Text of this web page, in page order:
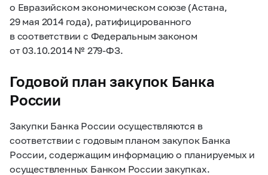
о Евразийском экономическом союзе (Астана,
29 мая 2014 года), ратифицированного
в соответствии с Федеральным законом
от 03.10.2014 № 279-ФЗ.
Годовой план закупок Банка
России
Закупки Банка России осуществляются в
соответствии с годовым планом закупок Банка
России, содержащим информацию о планируемых и
осуществленных Банком России закупках.